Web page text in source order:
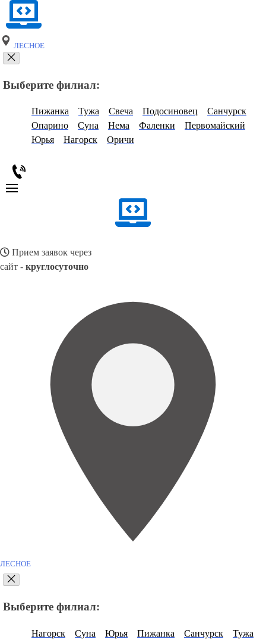
ЛЕСНОЕ
Выберите филиал:
Пижанка Тужа Свеча Подосиновец
Санчурск
Опарино
Суна Нема Фаленки
Первомайский
Юрья
Нагорск Оричи
Прием заявок через
сайт - круглосуточно
ЛЕСНОЕ
Выберите филиал:
Нагорск Суна Юрья Пижанка Санчурск
Тужа